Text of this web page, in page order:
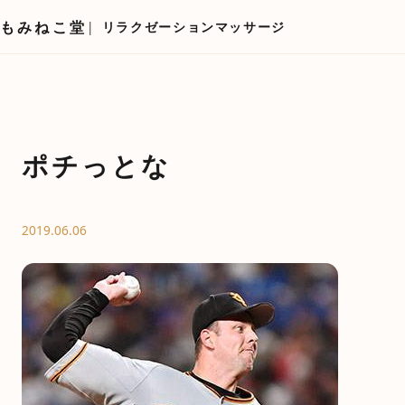
もみねこ堂 リラクゼーションマッサージ
ポチっとな
2019.06.06